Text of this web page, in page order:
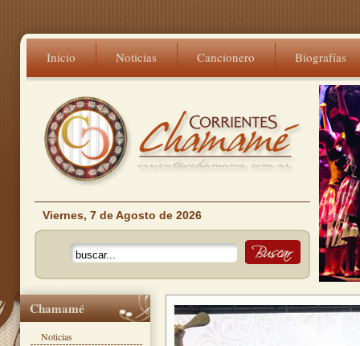
Inicio Noticias Cancionero Biografías
Viernes, 7 de Agosto de 2026
Chamamé
Noticias